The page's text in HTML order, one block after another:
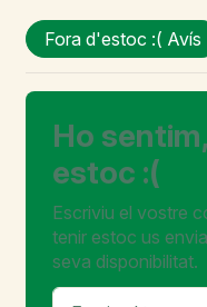
Fora d'estoc :( Avís
Ho
estoc :(
Escriviu el vostre
tenir estoc us
seva disponibilitat.